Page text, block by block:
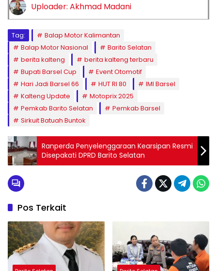
Uploader: Akhmad Madani
Tag:
Balap Motor Kalimantan
Balap Motor Nasional
Barito Selatan
berita kalteng
berita kalteng terbaru
Bupati Barsel Cup
Event Otomotif
Hari Jadi Barsel 66
HUT RI 80
IMI Barsel
Kalteng Update
Motoprix 2025
Pemkab Barito Selatan
Pemkab Barsel
Sirkuit Batuah Buntok
Ranperda Penyelenggaraan Kearsipan Resmi
Disepakati DPRD Barito Selatan
Pos Terkait